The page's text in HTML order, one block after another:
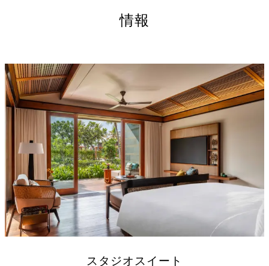
情報
スタジオスイート